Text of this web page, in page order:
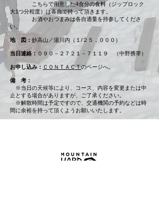
こちらで用意した4食分の食料（ジップロック
大1つ分程度）は各自で持って頂きます。
お酒やおつまみは各自適量を持参してくださ
い。
地 図： 妙高山／湯川内（１/２５，０００）
当日連絡： ０９０－２７２１－７１１９ （中野携帯）
お申し込み： ＣＯＮＴＡＣＴのページへ。
備 考：
※当日の天候等により、コース、内容を変更または中
止とする場合がありますが、ご了承ください。
※解散時間は予定ですので、交通機関の予約などは時
間に余裕を持って頂くようお願いいたします。